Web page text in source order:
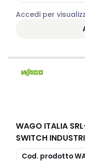
Accedi per
WAGO ITALIA SRL
SWITCH
copia
Cod. prodotto